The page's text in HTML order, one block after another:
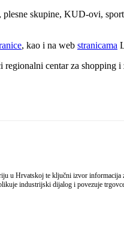
skupine, KUD-ovi,
, kao i na web stranicama
regionalni centar za
u Hrvatskoj te ključni izvor informacija
industrijski dijalog i povezuje